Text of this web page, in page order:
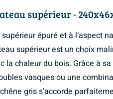
supérieur -
épuré et à l’aspect
supérieur est un choix
la chaleur du bois. Grâce à
vasques ou une
gris s’accorde